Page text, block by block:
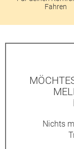
Fahren
Nichts